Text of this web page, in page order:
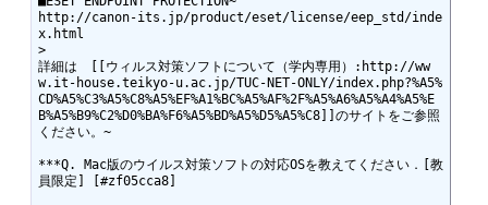
http://canon-its.jp/product/eset/license/eep_std/inde
x.html
>
詳細は　[[ウィルス対策ソフトについて（学内専用）:http://ww
w.it-house.teikyo-u.ac.jp/TUC-NET-ONLY/index.php?%A5%
CD%A5%C3%A5%C8%A5%EF%A1%BC%A5%AF%2F%A5%A6%A5%A4%A5%E
B%A5%B9%C2%D0%BA%F6%A5%BD%A5%D5%A5%C8]]のサイトをご参照
ください。~
***Q. Mac版のウイルス対策ソフトの対応OSを教えてください．[教
員限定] [#zf05cca8]